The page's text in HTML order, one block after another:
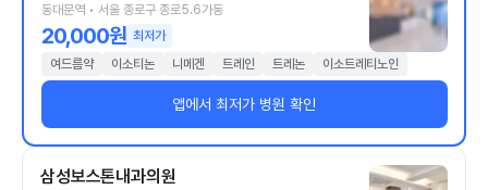
동대문역 • 서울 종로구 종로5.6가동
20,000원 최저가
여드름약
이소티논 니메겐 트레인 트레논 이소트레티노인
앱에서 최저가 병원 확인
삼성보스톤내과의원